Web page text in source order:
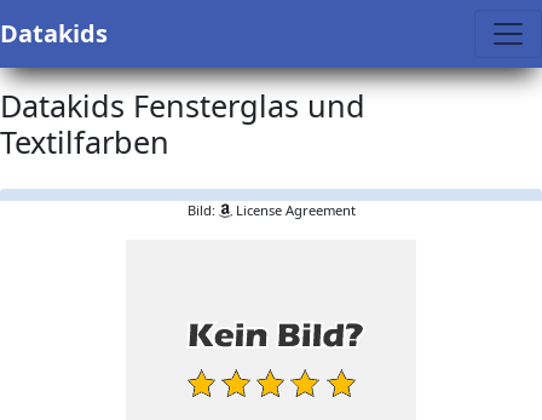
Datakids
Datakids Fensterglas und
Textilfarben
Bild: License Agreement